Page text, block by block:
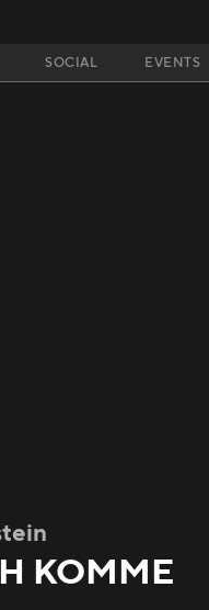
SOCIAL EVENTS
KOMME